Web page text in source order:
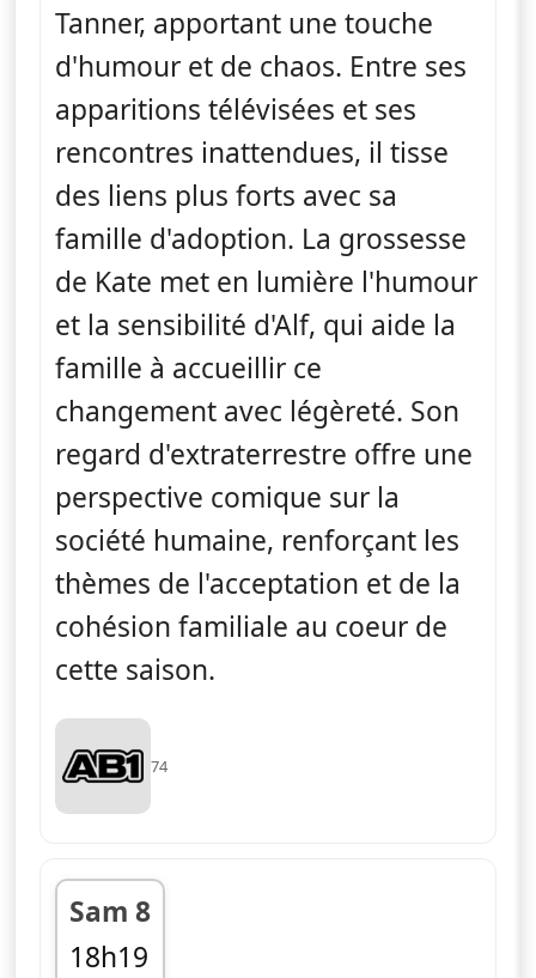
Tanner, apportant une touche
d'humour et de chaos. Entre ses
apparitions télévisées et ses
rencontres inattendues, il tisse
des liens plus forts avec sa
famille d'adoption. La grossesse
de Kate met en lumière l'humour
et la sensibilité d'Alf, qui aide la
famille à accueillir ce
changement avec légèreté. Son
regard d'extraterrestre offre une
perspective comique sur la
société humaine, renforçant les
thèmes de l'acceptation et de la
cohésion familiale au coeur de
cette saison.
74
Sam 8
18h19